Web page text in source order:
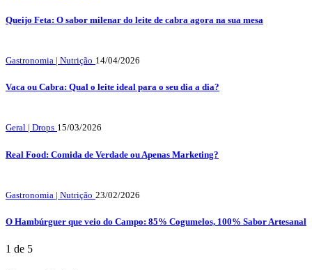
Queijo Feta: O sabor milenar do leite de cabra agora na sua mesa
Gastronomia | Nutrição 14/04/2026
Vaca ou Cabra: Qual o leite ideal para o seu dia a dia?
Geral | Drops 15/03/2026
Real Food: Comida de Verdade ou Apenas Marketing?
Gastronomia | Nutrição 23/02/2026
O Hambúrguer que veio do Campo: 85% Cogumelos, 100% Sabor Artesanal
1 de 5